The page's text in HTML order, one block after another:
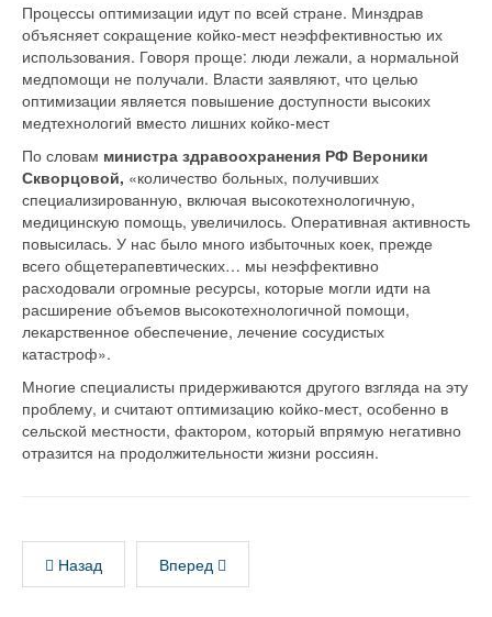
Процессы оптимизации идут по всей стране. Минздрав
объясняет сокращение койко-мест неэффективностью их
использования. Говоря проще: люди лежали, а нормальной
медпомощи не получали. Власти заявляют, что целью
оптимизации является повышение доступности высоких
медтехнологий вместо лишних койко-мест
По словам министра здравоохранения РФ Вероники
Скворцовой, «количество больных, получивших
специализированную, включая высокотехнологичную,
медицинскую помощь, увеличилось. Оперативная активность
повысилась. У нас было много избыточных коек, прежде
всего общетерапевтических… мы неэффективно
расходовали огромные ресурсы, которые могли идти на
расширение объемов высокотехнологичной помощи,
лекарственное обеспечение, лечение сосудистых
катастроф».
Многие специалисты придерживаются другого взгляда на эту
проблему, и считают оптимизацию койко-мест, особенно в
сельской местности, фактором, который впрямую негативно
отразится на продолжительности жизни россиян.
Назад Вперед